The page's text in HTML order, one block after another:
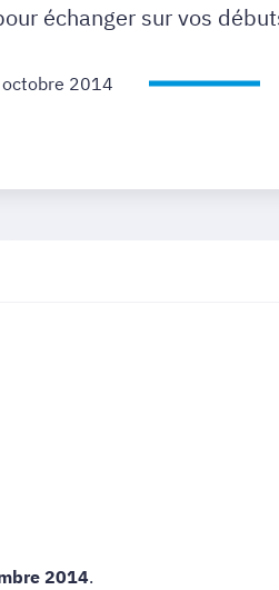
échanger sur vos
2014
2014.